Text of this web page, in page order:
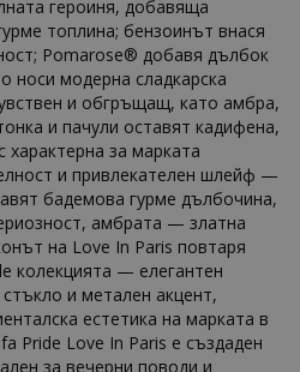
героиня, добавяща
топлина; бензоинът внася
Pomarose® добавя дълбок
носи модерна сладкарска
и обгръщащ, като амбра,
и пачули оставят кадифена,
за марката
и привлекателен шлейф —
бадемова гурме дълбочина,
амбрата — златна
на Love In Paris повтаря
колекцията — елегантен
и метален акцент,
естетика на марката в
Pride Love In Paris е създаден
за вечерни поводи и